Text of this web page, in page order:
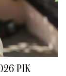
РІК